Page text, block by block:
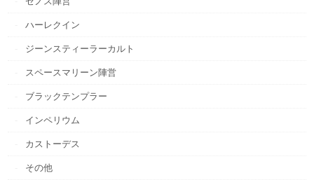
ハーレクイン
ジーンスティーラーカルト
スペースマリーン陣営
ブラックテンプラー
インペリウム
カストーデス
その他